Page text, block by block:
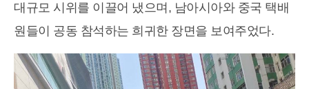
대규모 시위를 이끌어 냈으며, 남아시아와 중국 택배
원들이 공동 참석하는 희귀한 장면을 보여주었다.